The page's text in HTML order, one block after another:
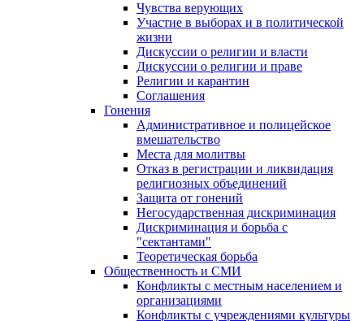
Чувства верующих
Участие в выборах и в политической
жизни
Дискуссии о религии и власти
Дискуссии о религии и праве
Религии и карантин
Соглашения
Гонения
Административное и полицейское
вмешательство
Места для молитвы
Отказ в регистрации и ликвидация
религиозных объединений
Защита от гонений
Негосударственная дискриминация
Дискриминация и борьба с
"сектантами"
Теоретическая борьба
Общественность и СМИ
Конфликты с местным населением и
организациями
Конфликты с учреждениями культуры